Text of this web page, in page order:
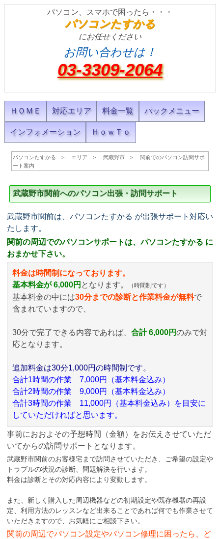
パソコン、スマホで困ったら・・・
パソコンたすかる
にお任せください
お問い合わせは！
03-3309-2064
ＨＯＭＥ 対応エリア 料金一覧 パックメニュー
インフォメーション ＨｏｗＴｏ
パソコンたすかる エリア 武蔵野市
関前でのパソコン訪問サポ
ート案内
武蔵野市関前へのパソコン出張・訪問サポート
武蔵野市関前は、パソコンたすかる が出張サポート対応い
たします。
関前の周辺でのパソコンサポートは、パソコンたすかる に
おまかせ下さい。
料金は時間制になっております。
基本料金が 6,000円 となります。 （時間制です）
基本料金の中には30分までの診断と作業料金が無料で
含まれていますので、
30分で完了できる内容であれば、 合計 6,000円のみで対
応となります。
追加料金は30分1,000円の時間制です。
合計1時間の作業 7,000円（基本料金込み）
合計2時間の作業 9,000円（基本料金込み）
合計3時間の作業 11,000円（基本料金込み）を目安に
していただければと思います。
事前におおよその予想時間（金額）をお伝えさせていただ
いてからの訪問サポートとなります。
武蔵野市関前のお客様宅まで訪問させていただき、ご希望の設定や
トラブルの状況の診断、問題解決を行います。
料金は診断とその対応内容により変動します。
また、新しく購入した周辺機器などの初期設定や既存機器の再設
定、利用方法のレッスンなど出来ることであれば何でも作業させて
いただきますので、お気軽にご相談下さい。
関前の周辺でパソコン設定やパソコン修理に困ったら、ど